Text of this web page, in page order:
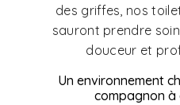
des griffes, nos
sauront prendre
douceur et
Un environnement
compagnon